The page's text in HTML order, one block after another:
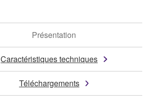
Présentation
Caractéristiques techniques
Téléchargements